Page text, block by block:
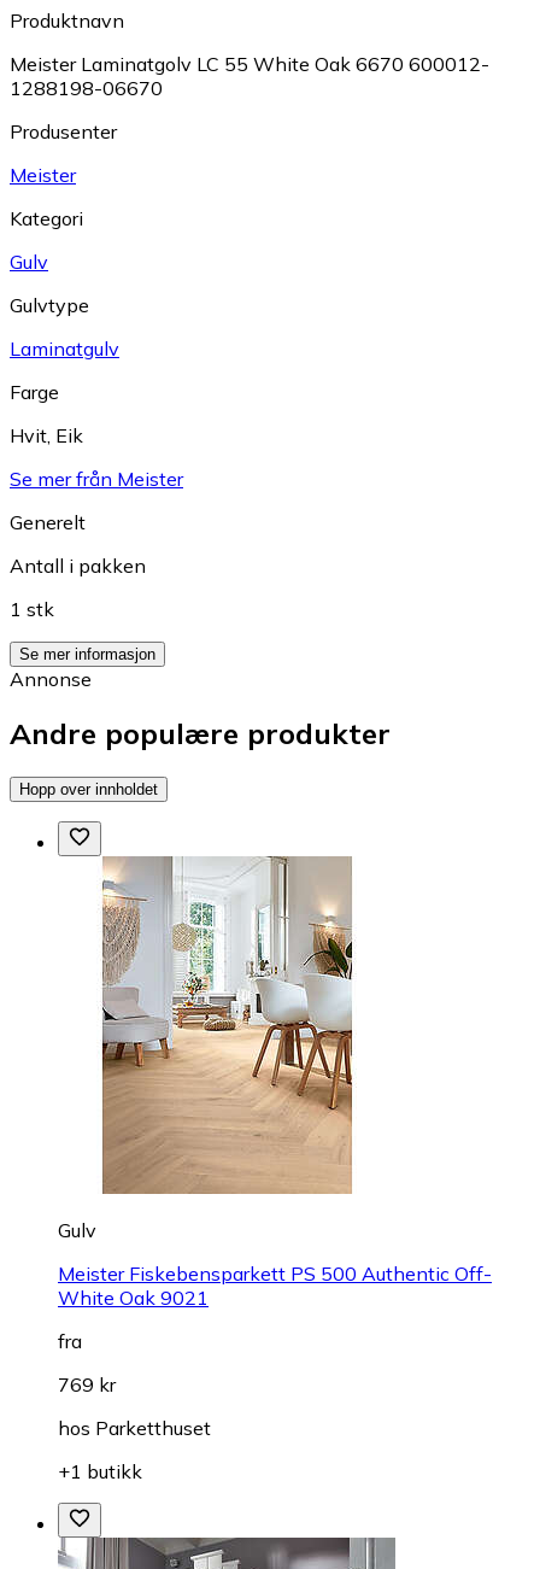
Produktnavn
Meister Laminatgolv LC 55 White Oak 6670 600012-
1288198-06670
Produsenter
Meister
Kategori
Gulv
Gulvtype
Laminatgulv
Farge
Hvit Eik
Se mer från Meister
Generelt
Antall i pakken
1 stk
Se mer informasjon
Annonse
Andre populære produkter
Hopp over innholdet
Gulv
Meister Fiskebensparkett PS 500 Authentic Off-
White Oak 9021
fra
769 kr
hos Parketthuset
+1 butikk